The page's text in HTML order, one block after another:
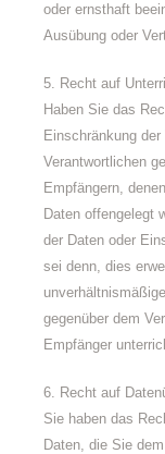
oder ernsthaft
Ausübung oder
5. Recht auf
Haben Sie das
Einschränkung
Verantwortlichen
Empfängern,
Daten offengelegt
der Daten oder
sei denn, dies
gegenüber dem
Empfänger
6. Recht auf
Sie haben das
Daten, die Sie